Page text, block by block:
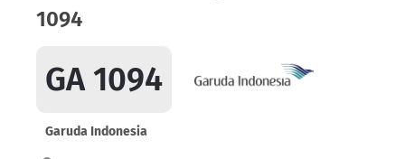
1094
GA 1094
Garuda Indonesia